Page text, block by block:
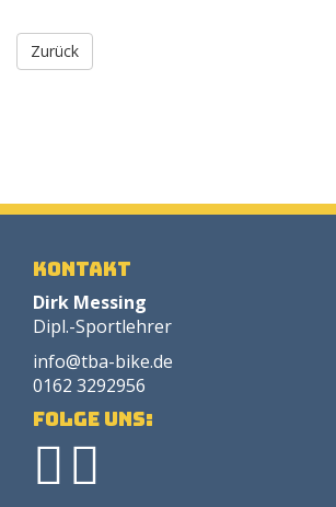
Zurück
Kontakt
Dirk Messing
Dipl.-Sportlehrer
info@tba-bike.de
0162 3292956
Folge uns: